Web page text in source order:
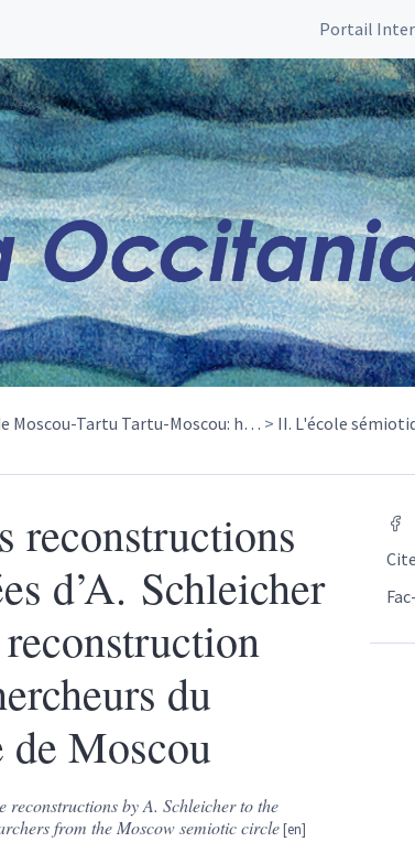
Portail
Moscou-Tartu Tartu-Moscou: h…
II. L'école
reconstructions
d’A. Schleicher
du
Moscou
by A. Schleicher to the
from the Moscow semiotic circle